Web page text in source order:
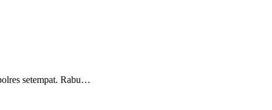
setempat. Rabu…